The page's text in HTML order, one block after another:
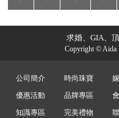
求婚、GIA、
Copyright © Aida
公司簡介
優惠活動
知識專區
時尚珠寶
品牌專區
完美禮物